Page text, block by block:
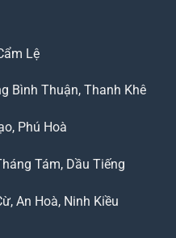
Lệ
Bình Thuận, Thanh Khê
Phú Hoà
Tám, Dầu Tiếng
An Hoà, Ninh Kiều